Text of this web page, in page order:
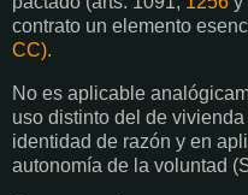
contrato un elemento
CC).
No es aplicable
uso distinto del de vivienda
identidad de razón y en
autonomía de la voluntad